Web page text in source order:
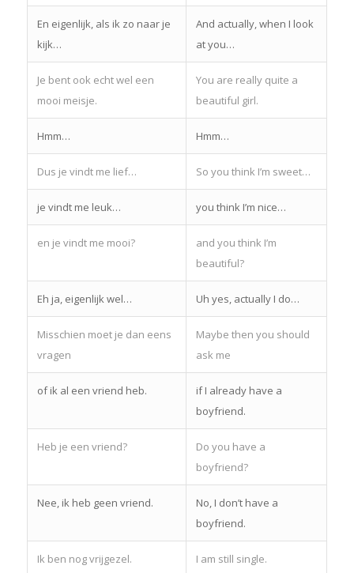
En eigenlijk, als ik zo naar je
kijk…
And actually, when I look
at you…
Je bent ook echt wel een
mooi meisje.
You are really quite a
beautiful girl.
Hmm… Hmm…
Dus je vindt me lief… So you think I’m sweet…
je vindt me leuk… you think I’m nice…
en je vindt me mooi?
and you think I’m
beautiful?
Eh ja, eigenlijk wel… Uh yes, actually I do…
Misschien moet je dan eens
vragen
Maybe then you should
ask me
of ik al een vriend heb.
if I already have a
boyfriend.
Heb je een vriend?
Do you have a
boyfriend?
Nee, ik heb geen vriend.
No, I don’t have a
boyfriend.
Ik ben nog vrijgezel. I am still single.